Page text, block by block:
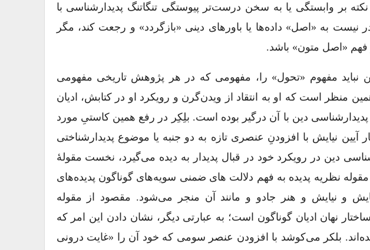
بر وابستگی یا به سخن درست‌تر پیوستگی تنگاتنگ پدیدارشناسی با
نیست به «اصل» داده‌ها یا باورهای دینی «بازگردد» و رجعت کند، مگر
فهم «اصل متون» باشد.
نباید مفهوم «تحول» را، مفهومی که در هر پژوهش تاریخی مفهومی
منظر است که او به انتقاد از ویدن‌گرن و رویکرد او در کتابش، ادیان
دین با آن درگیر بوده است. بلِکِر در رفع همین کاستیِ مورد
نیایش با افزودنِ عنصری تازه به دو جنبه یا موضوع پدیدارشناختی
دین در رویکرد خود در قبال پدیدار به دیده می‌گیرد، نخست مقولۀ
نظریه پدیده به فهم دلالت ‌های ضمنی سویه‌های گوناگون پدیده‌های
و نیایش و هنر جادو و مانند آن منجر می‌شود. مقصود از مقوله
نهان ادیان گوناگون است؛ به عبارتی دیگر، نشان دادن این امر که
بلکر می‌کوشد با افزودن عنصر سومی که خود آن را «غایت درونی